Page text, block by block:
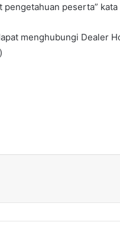
peserta” kata
menghubungi Dealer